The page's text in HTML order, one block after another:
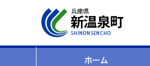
ホーム